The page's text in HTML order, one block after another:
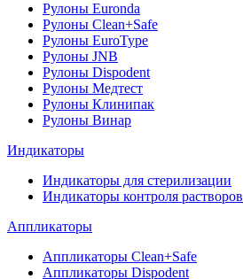
Рулоны Euronda
Рулоны Clean+Safe
Рулоны EuroType
Рулоны JNB
Рулоны Dispodent
Рулоны Медтест
Рулоны Клинипак
Рулоны Винар
Индикаторы
Индикаторы для стерилизации
Индикаторы контроля растворов
Аппликаторы
Аппликаторы Clean+Safe
Аппликаторы Dispodent